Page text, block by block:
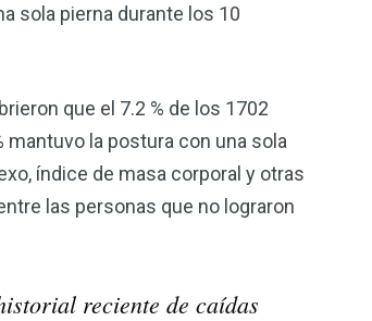
sola pierna durante los 10
que el 7.2 % de los 1702
mantuvo la postura con una sola
índice de masa corporal y otras
las personas que no lograron
reciente de caídas